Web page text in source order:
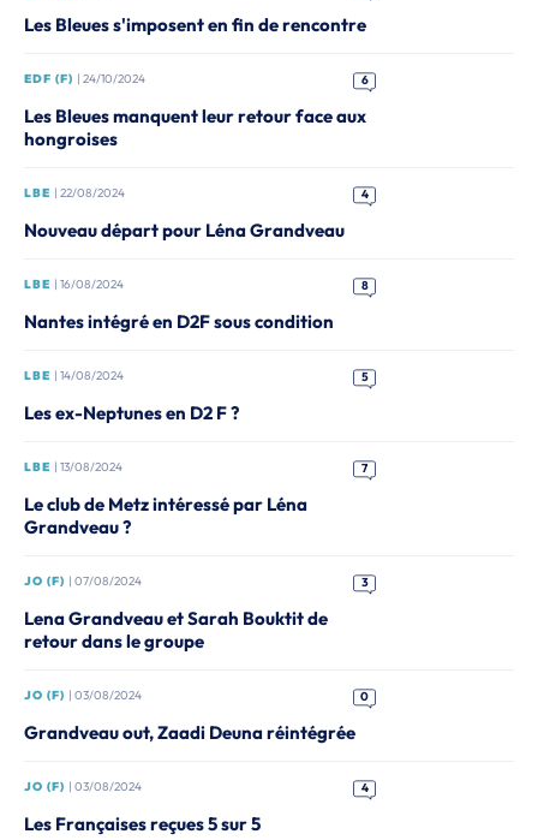
Les Bleues s'imposent en fin de rencontre
EDF (F) | 24/10/2024 6
Les Bleues manquent leur retour face aux
hongroises
LBE | 22/08/2024 4
Nouveau départ pour Léna Grandveau
LBE | 16/08/2024 8
Nantes intégré en D2F sous condition
LBE | 14/08/2024 5
Les ex-Neptunes en D2 F ?
LBE | 13/08/2024 7
Le club de Metz intéressé par Léna
Grandveau ?
JO (F) | 07/08/2024 3
Lena Grandveau et Sarah Bouktit de
retour dans le groupe
JO (F) | 03/08/2024 0
Grandveau out, Zaadi Deuna réintégrée
JO (F) | 03/08/2024 4
Les Françaises reçues 5 sur 5